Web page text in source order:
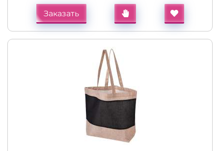
Заказать